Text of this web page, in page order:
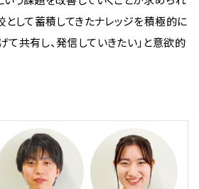
として蓄積してきたナレッジを積極的に
共有し、発信していきたい」と意欲的